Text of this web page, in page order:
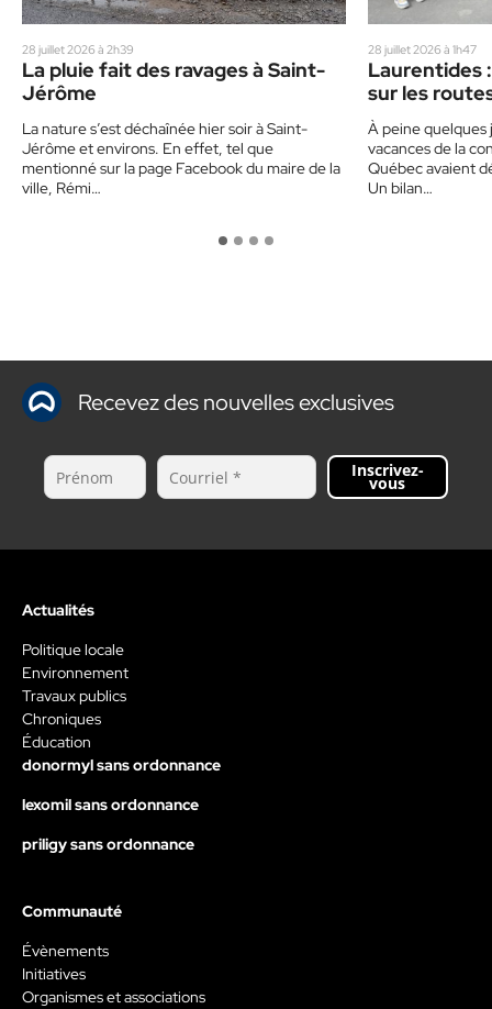
28 juillet 2026 à 2h39
La pluie fait des ravages à Saint-
Jérôme
La nature s’est déchaînée hier soir à Saint-
Jérôme et environs. En effet, tel que
mentionné sur la page Facebook du maire de la
ville, Rémi…
28 juillet 2026 à 1h47
Laurentides
sur les
un corbillard
sensibiliser
À peine quelques
vacances de la
Québec avaient
Un bilan…
Recevez des nouvelles exclusives
Inscrivez-
vous
Actualités
Politique locale
Environnement
Travaux publics
Chroniques
Éducation
donormyl sans ordonnance
lexomil sans ordonnance
priligy sans ordonnance
Communauté
Évènements
Initiatives
Organismes et associations